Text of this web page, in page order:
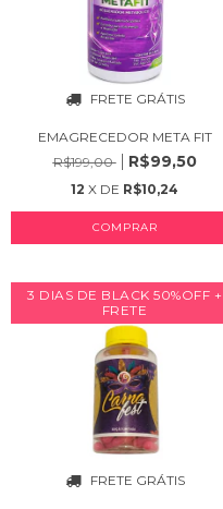
FRETE GRÁTIS
EMAGRECEDOR META FIT
R$199,00
R$99,50
12 X DE R$10,24
3 DIAS DE BLACK 50%OFF +
FRETE
FRETE GRÁTIS